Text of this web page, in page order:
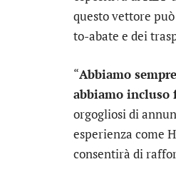
questo vettore
to-abate e dei
“Abbiamo
abbiamo incluso
orgogliosi di
esperienza come
consentirà di